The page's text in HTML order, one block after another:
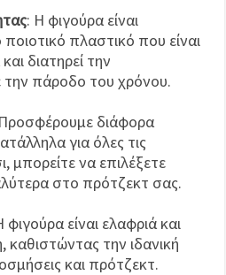
: Η φιγούρα είναι
πλαστικό που είναι
διατηρεί την
την πάροδο του χρόνου.
διάφορα
για όλες τις
μπορείτε να επιλέξετε
στο πρότζεκτ σας.
φιγούρα είναι ελαφριά και
καθιστώντας την ιδανική
και πρότζεκτ.